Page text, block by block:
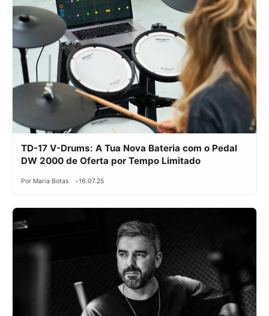
TD-17 V-Drums: A Tua Nova Bateria com o Pedal
DW 2000 de Oferta por Tempo Limitado
Por Maria Botas 16.07.25